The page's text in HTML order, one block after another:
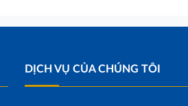
DỊCH VỤ CỦA CHÚNG TÔI